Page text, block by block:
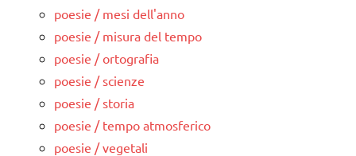
poesie / mesi dell'anno
poesie / misura del tempo
poesie / ortografia
poesie / scienze
poesie / storia
poesie / tempo atmosferico
poesie / vegetali